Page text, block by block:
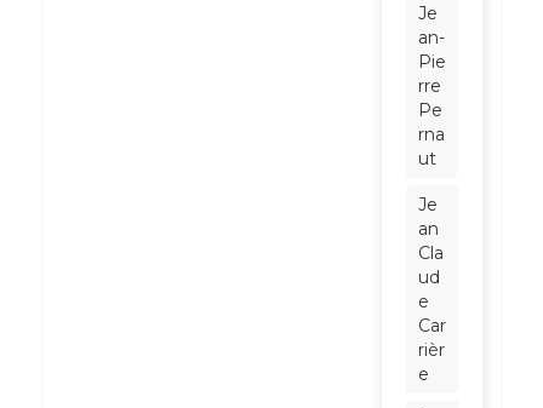
Je
an-
Pie
rre
Pe
rna
ut
Je
an
Cla
ud
e
Car
rièr
e